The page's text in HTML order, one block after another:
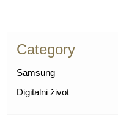
Category
Samsung
Digitalni život